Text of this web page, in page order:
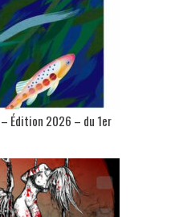
Édition 2026 – du 1er